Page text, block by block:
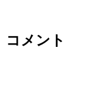
コメント